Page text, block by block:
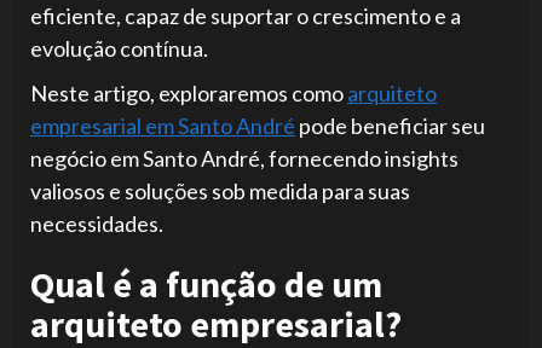
eficiente, capaz de suportar o crescimento e a
evolução contínua.
Neste artigo, exploraremos comoarquiteto
empresarial em Santo André pode beneficiar seu
negócio em Santo André, fornecendo insights
valiosos e soluções sob medida para suas
necessidades.
Qual é a função de um
arquiteto empresarial?